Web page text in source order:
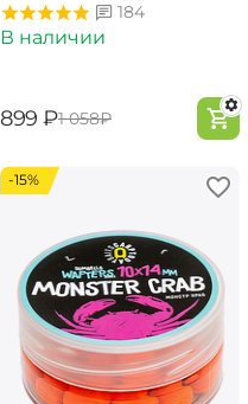
184
В наличии
‍899‍ ₽‍1 058‍₽
-15%